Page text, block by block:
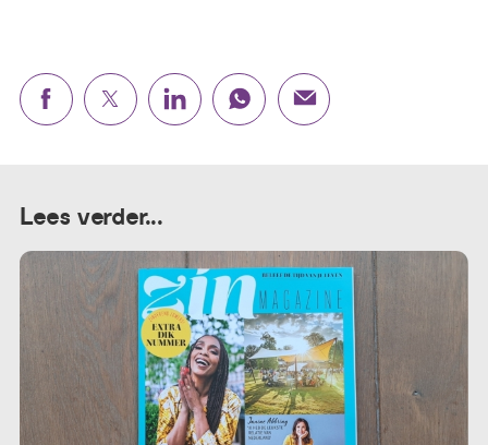
Lees verder...